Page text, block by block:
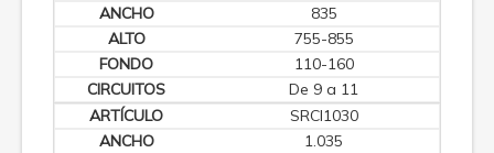
835
755-855
110-160
De 9 a 11
SRCI1030
1.035